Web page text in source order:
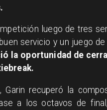
luego de tres
servicio y un juego
la oportunidad de
recuperó la
a los octavos de